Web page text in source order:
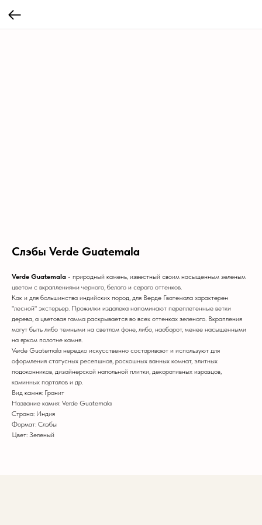
Слэбы Verde Guatemala
Verde Guatemala - природный камень, известный своим насыщенным зеленым
цветом с вкраплениями черного, белого и серого оттенков.
Как и для большинства индийских пород, для Верде Гватемала характерен
"лесной" экстерьер. Прожилки издалека напоминают переплетенные ветки
дерева, а цветовая гамма раскрывается во всех оттенках зеленого. Вкрапления
могут быть либо темными на светлом фоне, либо, наоборот, менее насыщенными
на ярком полотне камня.
Verde Guatemala нередко искусственно состаривают и используют для
оформления статусных ресепшнов, роскошных ванных комнат, элитных
подоконников, дизайнерской напольной плитки, декоративных изразцов,
каминных порталов и др.
Вид камня: Гранит
Название камня: Verde Guatemala
Страна: Индия
Формат: Слэбы
Цвет: Зеленый